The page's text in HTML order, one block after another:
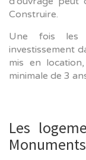
Construire.
Une fois les
investissement
mis en
minimale de 3
Les